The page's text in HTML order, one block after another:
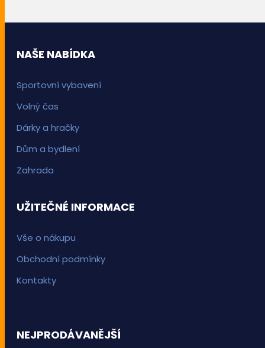
NAŠE NABÍDKA
Sportovní vybavení
Volný čas
Dárky a hračky
Dům a bydlení
Zahrada
UŽITEČNÉ INFORMACE
Vše o nákupu
Obchodní podmínky
Kontakty
NEJPRODÁVANĚJŠÍ